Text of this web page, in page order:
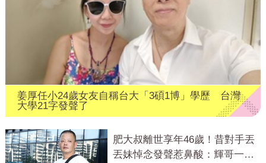
姜厚任小24歲女友自稱台大「3碩1博」學歷 台灣
大學21字發聲了
肥大叔離世享年46歲！昔對手丟
丟妹悼念發聲惹鼻酸：輝哥一路